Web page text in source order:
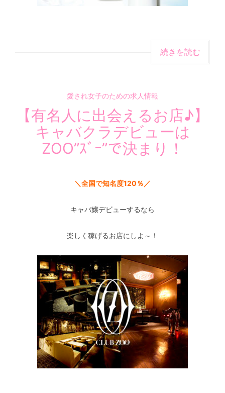
続きを読む
愛され女子のための求人情報
【有名人に出会えるお店♪】
キャバクラデビューは
ZOO”ｽﾞｰ”で決まり！
＼全国で知名度120％／
キャバ嬢デビューするなら
楽しく稼げるお店にしよ～！